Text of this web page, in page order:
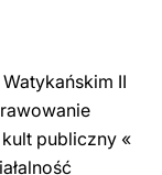
II
publiczny «